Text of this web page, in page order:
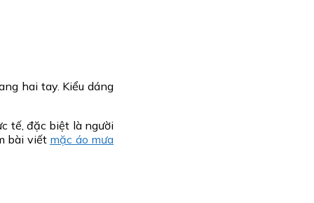
hai tay. Kiểu dáng
tế, đặc biệt là người
bài viết mặc áo mưa